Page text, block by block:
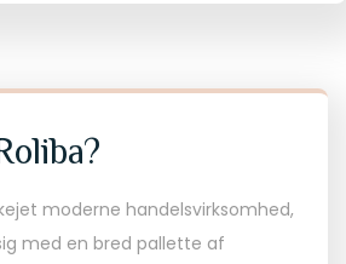
moderne handelsvirksomhed,
med en bred pallette af